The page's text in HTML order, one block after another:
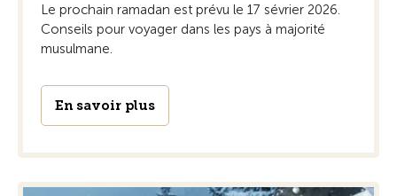
Le prochain ramadan est prévu le 17 sévrier 2026.
Conseils pour voyager dans les pays à majorité
musulmane.
En savoir plus